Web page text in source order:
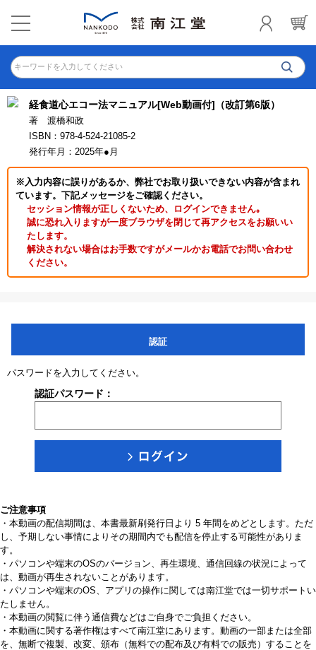
キーワードを入力してください
経食道心エコー法マニュアル[Web動画付]（改訂第6版）
著 渡橋和政
ISBN：978-4-524-21085-2
発行年月：2025年●月
※入力内容に誤りがあるか、弊社でお取り扱いできない内容が含まれ
ています。下記メッセージをご確認ください。
セッション情報が正しくないため、ログインできません｡
誠に恐れ入りますが一度ブラウザを閉じて再アクセスをお願いい
たします。
解決されない場合はお手数ですがメールかお電話でお問い合わせ
ください。
認証
パスワードを入力してください。
認証パスワード：
ご注意事項
・本動画の配信期間は、本書最新刷発行日より 5 年間をめどとします。ただ
し、予期しない事情によりその期間内でも配信を停止する可能性がありま
す。
・パソコンや端末のOSのバージョン、再生環境、通信回線の状況によって
は、動画が再生されないことがあります。
・パソコンや端末のOS、アプリの操作に関しては南江堂では一切サポートい
たしません。
・本動画の閲覧に伴う通信費などはご自身でご負担ください。
・本動画に関する著作権はすべて南江堂にあります。動画の一部または全部
を、無断で複製、改変、頒布（無料での配布及び有料での販売）することを